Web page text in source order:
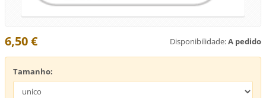
Disponibilidade:A pedido
6,50 €
Tamanho: